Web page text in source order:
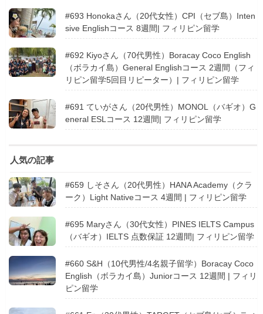
#693 Honokaさん（20代女性）CPI（セブ島）Inten
sive Englishコース 8週間| フィリピン留学
#692 Kiyoさん（70代男性）Boracay Coco English
（ボラカイ島）General Englishコース 2週間（フィ
リピン留学5回目リピーター）| フィリピン留学
#691 ていがさん（20代男性）MONOL（バギオ）G
eneral ESLコース 12週間| フィリピン留学
人気の記事
#659 しそさん（20代男性）HANA Academy（クラ
ーク）Light Nativeコース 4週間 | フィリピン留学
#695 Maryさん（30代女性）PINES IELTS Campus
（バギオ）IELTS 点数保証 12週間| フィリピン留学
#660 S&H（10代男性/4名親子留学）Boracay Coco
English（ボラカイ島）Juniorコース 12週間 | フィリ
ピン留学